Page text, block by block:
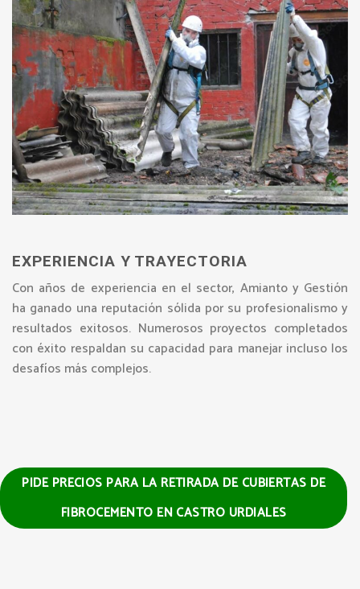
EXPERIENCIA Y TRAYECTORIA
Con años de experiencia en el sector, Amianto y Gestión
ha ganado una reputación sólida por su profesionalismo y
resultados exitosos. Numerosos proyectos completados
con éxito respaldan su capacidad para manejar incluso los
desafíos más complejos.
PIDE PRECIOS PARA LA RETIRADA DE CUBIERTAS DE
FIBROCEMENTO EN CASTRO URDIALES